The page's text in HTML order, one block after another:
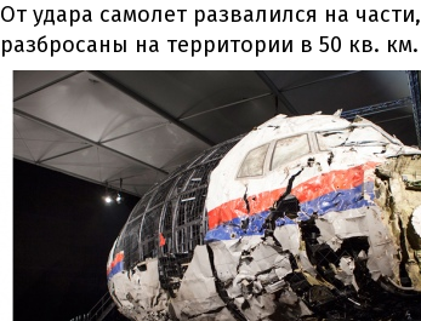
От удара самолет развалился на
разбросаны на территории в 50 кв. км.